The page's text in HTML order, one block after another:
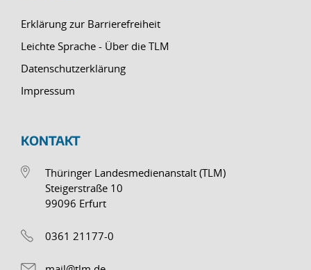
Erklärung zur Barrierefreiheit
Leichte Sprache - Über die TLM
Datenschutzerklärung
Impressum
KONTAKT
Thüringer Landesmedienanstalt (TLM)
Steigerstraße 10
99096 Erfurt
0361 21177-0